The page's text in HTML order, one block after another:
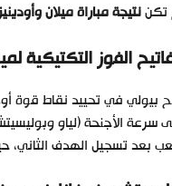
تكننتيجة مباراة ميلان
الفوز التكتيكية
بيولي في تحييد نقاط قوة
سرعة الأجنحة (لياو
بعد تسجيل الهدف